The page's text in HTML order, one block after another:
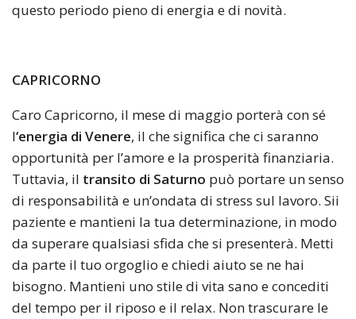
questo periodo pieno di energia e di novità.
CAPRICORNO
Caro Capricorno, il mese di maggio porterà con sé
l‘energia di Venere, il che significa che ci saranno
opportunità per l’amore e la prosperità finanziaria.
Tuttavia, il transito di Saturno può portare un senso
di responsabilità e un’ondata di stress sul lavoro. Sii
paziente e mantieni la tua determinazione, in modo
da superare qualsiasi sfida che si presenterà. Metti
da parte il tuo orgoglio e chiedi aiuto se ne hai
bisogno. Mantieni uno stile di vita sano e concediti
del tempo per il riposo e il relax. Non trascurare le